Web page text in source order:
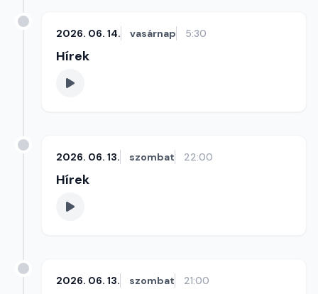
2026. 06. 14. vasárnap 5:30
Hírek
2026. 06. 13. szombat 22:00
Hírek
2026. 06. 13. szombat 21:00